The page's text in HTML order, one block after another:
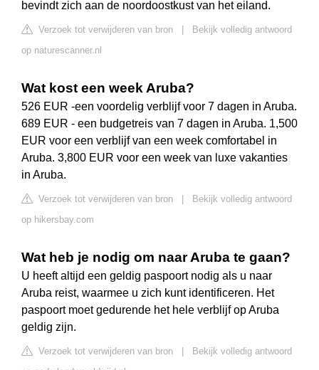
bevindt zich aan de noordoostkust van het eiland.
Verzoek tot verwijderen van bron
Bekijk volledig antwoord
op naturescanner.nl
Wat kost een week Aruba?
526 EUR -een voordelig verblijf voor 7 dagen in Aruba.
689 EUR - een budgetreis van 7 dagen in Aruba. 1,500
EUR voor een verblijf van een week comfortabel in
Aruba. 3,800 EUR voor een week van luxe vakanties
in Aruba.
Verzoek tot verwijderen van bron
Bekijk volledig antwoord
op hikersbay.com
Wat heb je nodig om naar Aruba te gaan?
U heeft altijd een geldig paspoort nodig als u naar
Aruba reist, waarmee u zich kunt identificeren. Het
paspoort moet gedurende het hele verblijf op Aruba
geldig zijn.
Verzoek tot verwijderen van bron
Bekijk volledig antwoord